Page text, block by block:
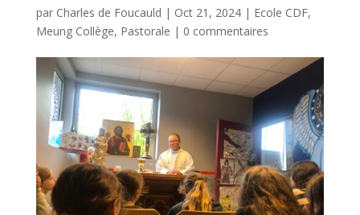
par Charles de Foucauld | Oct 21, 2024| Ecole CDF,
Meung Collège, Pastorale | 0 commentaires